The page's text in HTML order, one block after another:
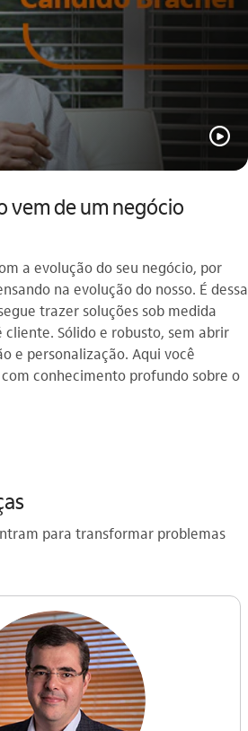
play_outline
vem de um negócio
a evolução do seu negócio, por
na evolução do nosso. É dessa
trazer soluções sob medida
cliente. Sólido e robusto, sem abrir
e personalização. Aqui você
conhecimento profundo sobre o
para transformar problemas